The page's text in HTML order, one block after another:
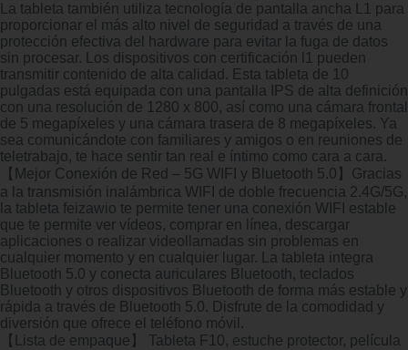
La tableta también utiliza tecnología de pantalla ancha L1 para
proporcionar el más alto nivel de seguridad a través de una
protección efectiva del hardware para evitar la fuga de datos
sin procesar. Los dispositivos con certificación l1 pueden
transmitir contenido de alta calidad. Esta tableta de 10
pulgadas está equipada con una pantalla IPS de alta definición
con una resolución de 1280 x 800, así como una cámara frontal
de 5 megapíxeles y una cámara trasera de 8 megapíxeles. Ya
sea comunicándote con familiares y amigos o en reuniones de
teletrabajo, te hace sentir tan real e íntimo como cara a cara.
【Mejor Conexión de Red – 5G WIFI y Bluetooth 5.0】Gracias
a la transmisión inalámbrica WIFI de doble frecuencia 2.4G/5G,
la tableta feizawio te permite tener una conexión WIFI estable
que te permite ver vídeos, comprar en línea, descargar
aplicaciones o realizar videollamadas sin problemas en
cualquier momento y en cualquier lugar. La tableta integra
Bluetooth 5.0 y conecta auriculares Bluetooth, teclados
Bluetooth y otros dispositivos Bluetooth de forma más estable y
rápida a través de Bluetooth 5.0. Disfrute de la comodidad y
diversión que ofrece el teléfono móvil.
【Lista de empaque】 Tableta F10, estuche protector, película